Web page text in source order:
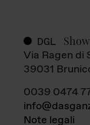
DGL
Via Ragen di
39031
0039 0474
Note legali